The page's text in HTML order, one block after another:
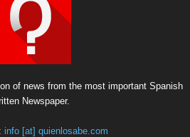
of news from the most important Spanish
Newspaper.
info [at] quienlosabe.com